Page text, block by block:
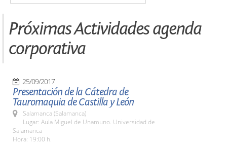
Próximas Actividades agenda
corporativa
25/09/2017
Presentación de la Cátedra de
Tauromaquia de Castilla y León
Salamanca (Salamanca)
Lugar: Aula Miguel de Unamuno. Universidad de
Salamanca
Hora: 19:00 h.